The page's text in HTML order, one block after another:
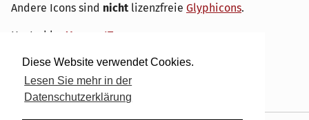
Diese Website verwendet Cookies.
Lesen Sie mehr in der
Datenschutzerklärung
Andere Icons sind nicht lizenzfreie Glyphicons.
Hosted by My own IT.